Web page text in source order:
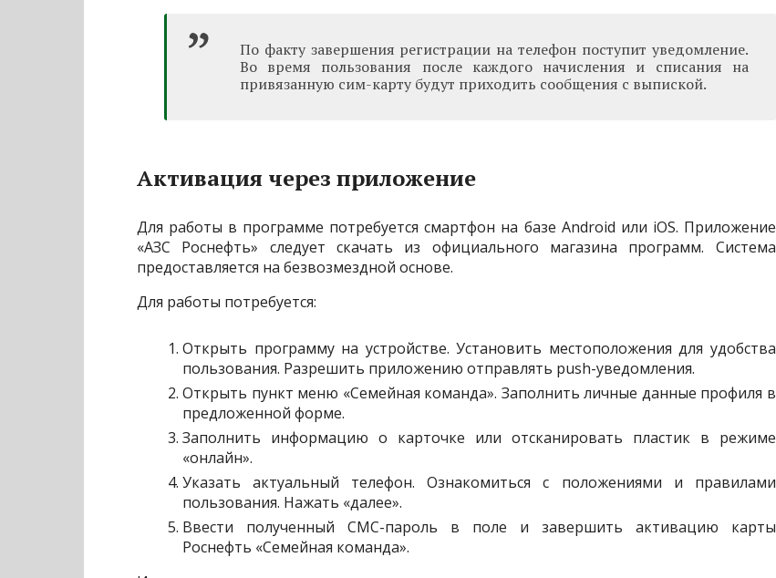
По факту завершения регистрации на телефон поступит уведомление.
Во время пользования после каждого начисления и списания на
привязанную сим-карту будут приходить сообщения с выпиской.
Активация через приложение
Для работы в программе потребуется смартфон на базе Android или iOS. Приложение
«АЗС Роснефть» следует скачать из официального магазина программ. Система
предоставляется на безвозмездной основе.
Для работы потребуется:
Открыть программу на устройстве. Установить местоположения для удобства
пользования. Разрешить приложению отправлять push-уведомления.
Открыть пункт меню «Семейная команда». Заполнить личные данные профиля в
предложенной форме.
Заполнить информацию о карточке или отсканировать пластик в режиме
«онлайн».
Указать актуальный телефон. Ознакомиться с положениями и правилами
пользования. Нажать «далее».
Ввести полученный СМС-пароль в поле и завершить активацию карты
Роснефть «Семейная команда».